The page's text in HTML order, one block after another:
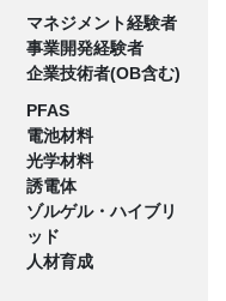
マネジメント経験者
事業開発経験者
企業技術者(OB含む)
PFAS
電池材料
光学材料
誘電体
ゾルゲル・ハイブリ
ッド
人材育成